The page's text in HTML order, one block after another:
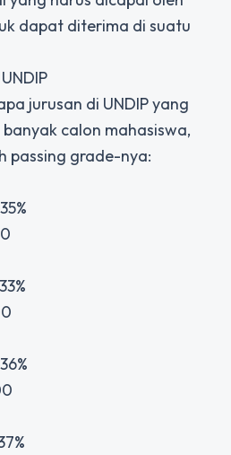
dapat diterima di suatu
jurusan di UNDIP yang
calon mahasiswa,
passing grade-nya: